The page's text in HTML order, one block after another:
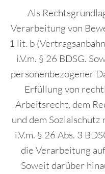
Als
Verarbeitung von
1 lit. b
i.V.m. § 26 BDSG.
personenbezogener
Erfüllung von
Arbeitsrecht, dem
und dem Sozialschutz
i.V.m. § 26 Abs. 3
die Verarbeitung
Soweit darüber